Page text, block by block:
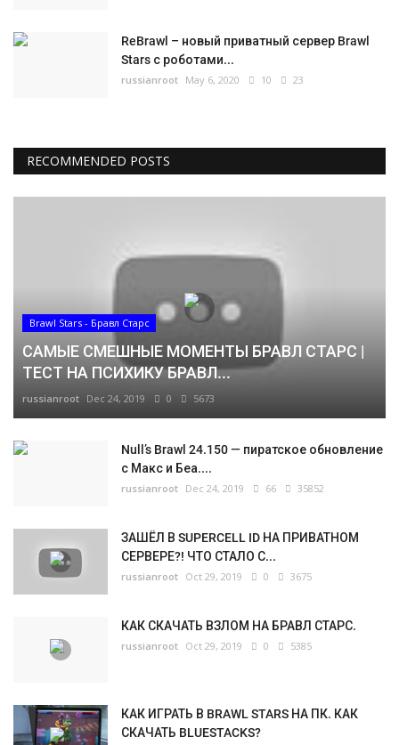
ReBrawl – новый приватный сервер Brawl
Stars с роботами...
russianroot May 6, 2020 10 23
RECOMMENDED POSTS
Brawl Stars - Бравл Старс
САМЫЕ СМЕШНЫЕ МОМЕНТЫ БРАВЛ СТАРС |
ТЕСТ НА ПСИХИКУ БРАВЛ...
russianroot Dec 24, 2019 0 5673
Null’s Brawl 24.150 — пиратское обновление
с Макс и Беа....
russianroot Dec 24, 2019 66 35852
ЗАШЁЛ В SUPERCELL ID НА ПРИВАТНОМ
СЕРВЕРЕ?! ЧТО СТАЛО С...
russianroot Oct 29, 2019 0 3675
КАК СКАЧАТЬ ВЗЛОМ НА БРАВЛ СТАРС.
russianroot Oct 29, 2019 0 5385
КАК ИГРАТЬ В BRAWL STARS НА ПК. КАК
СКАЧАТЬ BLUESTACKS?